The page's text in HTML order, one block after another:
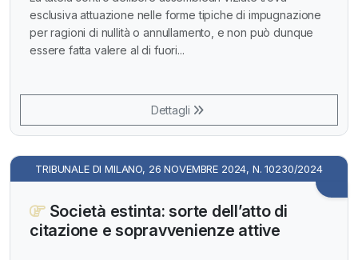
esclusiva attuazione nelle forme tipiche di impugnazione
per ragioni di nullità o annullamento, e non può dunque
essere fatta valere al di fuori...
Dettagli
TRIBUNALE DI MILANO, 26 NOVEMBRE 2024, N. 10230/2024
Società estinta: sorte dell’atto di
citazione e sopravvenienze attive